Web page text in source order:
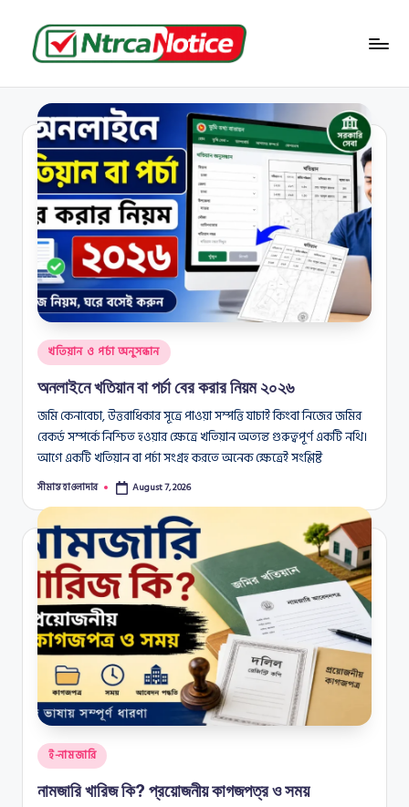
t
r
c
a
N
ti
c
e
জমা
সংক্রান্ত
সব
তথ্য
Posted
in
খতিয়ান ও পর্চা অনুসন্ধান
অনলাইনে খতিয়ান বা পর্চা বের করার নিয়ম ২০২৬
জমি কেনাবেচা, উত্তরাধিকার সূত্রে পাওয়া সম্পত্তি যাচাই কিংবা নিজের জমির
রেকর্ড সম্পর্কে নিশ্চিত হওয়ার ক্ষেত্রে খতিয়ান অত্যন্ত গুরুত্বপূর্ণ একটি নথি।
আগে একটি খতিয়ান বা পর্চা সংগ্রহ করতে অনেক ক্ষেত্রেই সংশ্লিষ্ট
Posted
সীমান্ত হাওলাদার August 7, 2026
Posted
in
ই-নামজারি
নামজারি খারিজ কি? প্রয়োজনীয় কাগজপত্র ও সময়